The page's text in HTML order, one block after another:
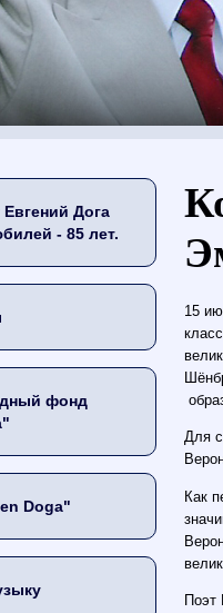
Евгений Дога
- 85 лет.
фонд
Doga"
Вы
15
Для
Как
Поэт